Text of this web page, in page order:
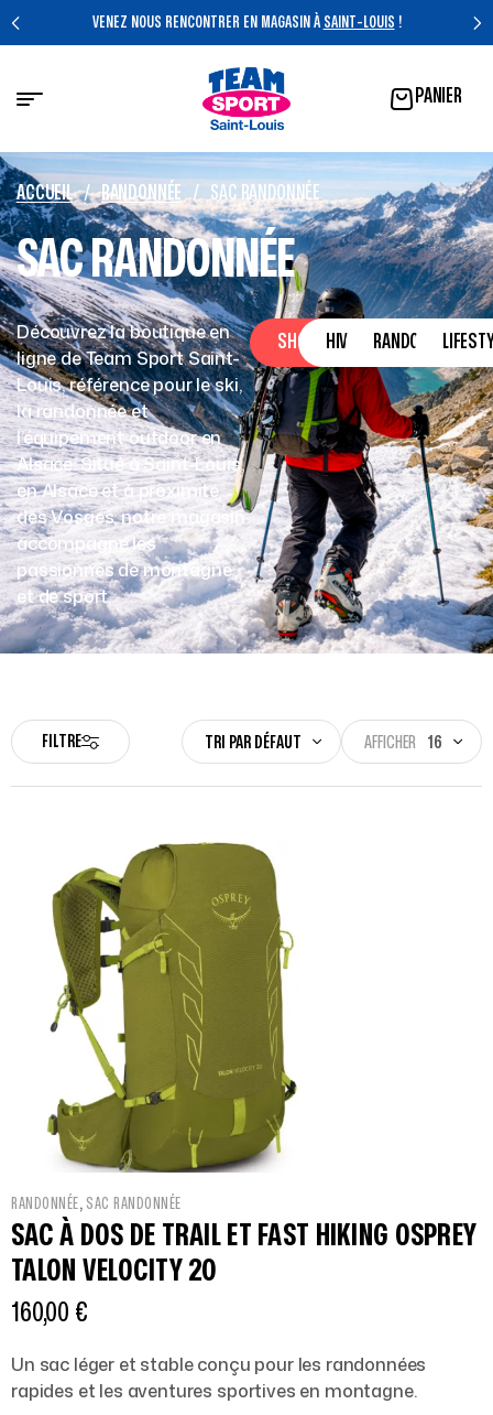
NOUS RENCONTRER EN MAGASIN ÀSAINT-LOUIS!
PANIER
SAC RANDONNÉE
ACCUEIL / RANDONNÉE / SAC RANDONNÉE
Découvrez la boutique en
ligne de Team Sport Saint-
Louis, référence pour le ski,
la randonnée et
l’équipement outdoor en
Alsace. Situé à Saint-Louis,
en Alsace et à proximité
des Vosges, notre magasin
accompagne les
passionnés de montagne
et de sport.
SHOP HIVER RANDONNÉE
FILTRE TRI PAR DÉFAUT AFFICHER 16
RANDONNÉE, SAC RANDONNÉE
SAC À DOS DE TRAIL ET FAST HIKING OSPREY
TALON VELOCITY 20
160,00 €
Un sac léger et stable conçu pour les randonnées
rapides et les aventures sportives en montagne.